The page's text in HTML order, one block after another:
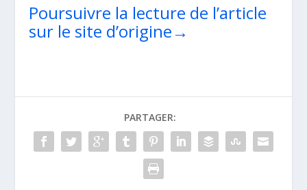
Poursuivre la lecture de l’article
sur le site d’origine→
PARTAGER: